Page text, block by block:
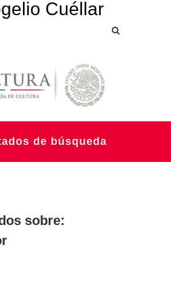
de búsqueda
sobre: